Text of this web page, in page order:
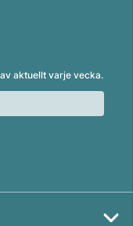
aktuellt varje vecka.